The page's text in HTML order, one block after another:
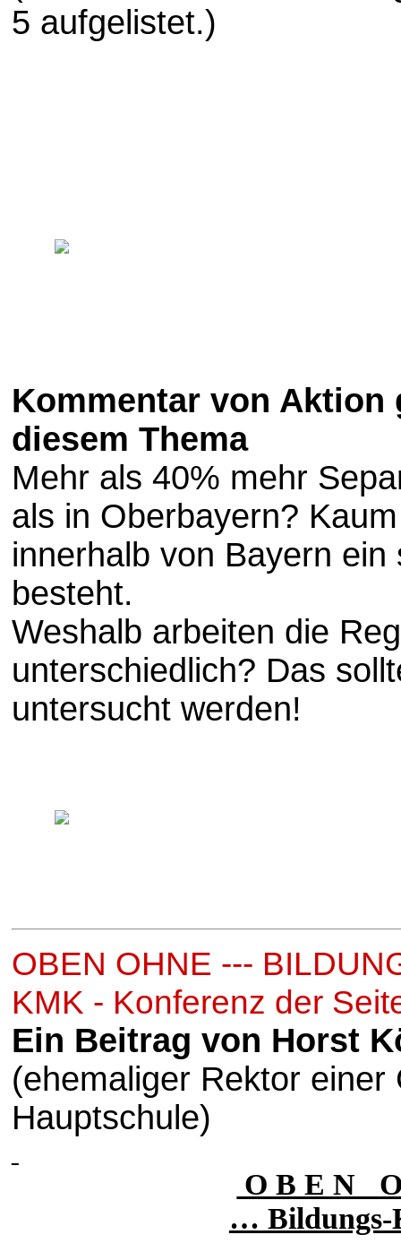
5 aufgelistet.)
Kommentar von Aktion
diesem Thema
Mehr als 40% mehr
als in Oberbayern?
innerhalb von Bayern
besteht.
Weshalb arbeiten die
unterschiedlich? Das
untersucht werden!
OBEN OHNE ---
KMK - Konferenz der
Ein Beitrag von Horst
(ehemaliger Rektor einer
Hauptschule)
O B E N
… Bildungs-